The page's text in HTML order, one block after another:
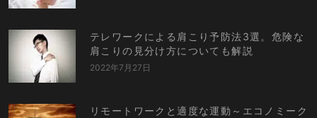
テレワークによる肩こり予防法3選。危険な
肩こりの見分け方についても解説
2022年7月27日
リモートワークと適度な運動～エコノミーク